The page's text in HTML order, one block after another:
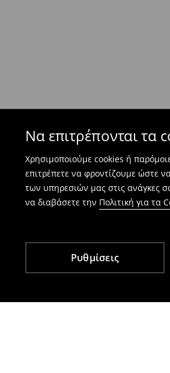
Να επιτρέπονται τα
Χρησιμοποιούμε cookies ή
επιτρέπετε να φροντίζουμε ώστε
των υπηρεσιών μας στις ανάγκες
να διαβάσετε την Πολιτική για τα
Ρυθμίσεις
⟶Πώς γίνεται η